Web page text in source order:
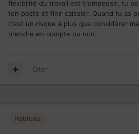
flexibilité du travail est trompeuse, tu
ton poste et finir caissier. Quand tu as
c'est un risque à plus que considérer
prendre en compte ou non.
Citer
Habitués